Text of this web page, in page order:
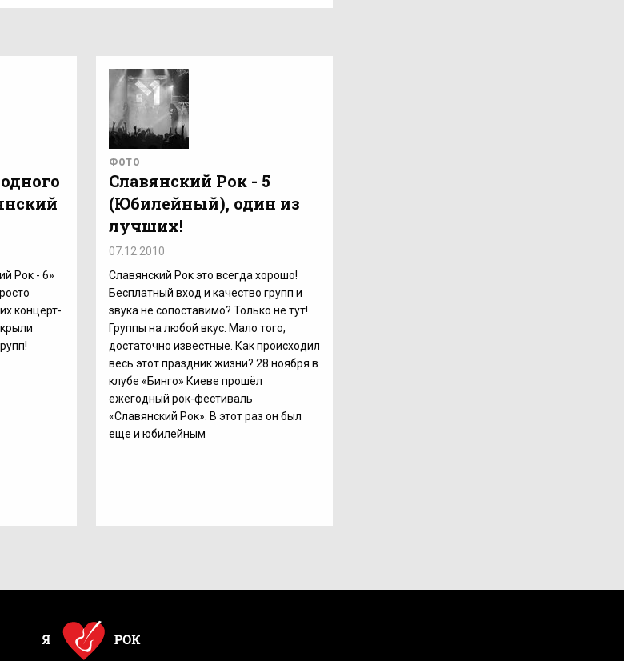
Рок - 6»
концерт-
ФОТО
Славянский Рок - 5
(Юбилейный), один из
лучших!
07.12.2010
Славянский Рок это всегда хорошо!
Бесплатный вход и качество групп и
звука не сопоставимо? Только не тут!
Группы на любой вкус. Мало того,
достаточно известные. Как происходил
весь этот праздник жизни? 28 ноября в
клубе «Бинго» Киеве прошёл
ежегодный рок-фестиваль
«Славянский Рок». В этот раз он был
еще и юбилейным